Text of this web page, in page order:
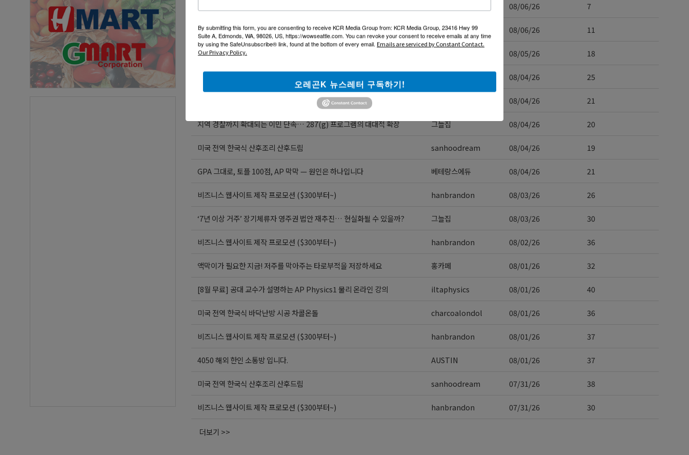
08/06/26 7
NEW 미국 출퇴근길, 아직도 촌스러운 보냉백 따로 들고 다니시나요?🥗 formodofficial 08/06/26 11
미국 입국 시 현금 신고, 가족 합산 1만 달러가 기준입니다. 08/05/26 18
08/04/26 25
비즈니스 웹사이트 제작 프로모션 ($300부터~) 08/04/26 21
지역 경찰까지 확대되는 이민 단속… 287(g) 프로그램의 대대적 확장 그늘집 08/04/26 20
미국 전역 한국식 산후조리 산후드림 sanhoodream 08/04/26 19
GPA 그대로, 토플 100점, AP 막막 — 원인은 하나입니다 베테랑스에듀 08/04/26 21
비즈니스 웹사이트 제작 프로모션 ($300부터~) hanbrandon 08/03/26 26
‘7년 이상 거주’ 장기체류자 영주권 법안 재추진… 현실화될 수 있을까? 그늘집 08/03/26 30
비즈니스 웹사이트 제작 프로모션 ($300부터~) hanbrandon 08/02/26 36
액막이가 필요한 지금! 저주를 막아주는 타로부적을 저장하세요 홍카페 08/01/26 32
[8월 무료] 공대 교수가 설명하는 AP Physics1 물리 온라인 강의 iltaphysics 08/01/26 40
미국 전역 한국식 바닥난방 시공 차콜온돌 charcoalondol 08/01/26 36
비즈니스 웹사이트 제작 프로모션 ($300부터~) hanbrandon 08/01/26 37
4050 해외 한인 소통방 입니다. AUSTIN 08/01/26 37
미국 전역 한국식 산후조리 산후드림 sanhoodream 07/31/26 38
비즈니스 웹사이트 제작 프로모션 ($300부터~) hanbrandon 07/31/26 30
더보기 >>
By submitting this form, you are consenting to receive KCR Media Group from: KCR Media Group, 23416 Hwy 99
Suite A, Edmonds, WA, 98026, US, https://wowseattle.com. You can revoke your consent to receive emails at any time
by using the SafeUnsubscribe® link, found at the bottom of every email. Emails are serviced by Constant Contact.
Our Privacy Policy.
오레곤K 뉴스레터 구독하기!